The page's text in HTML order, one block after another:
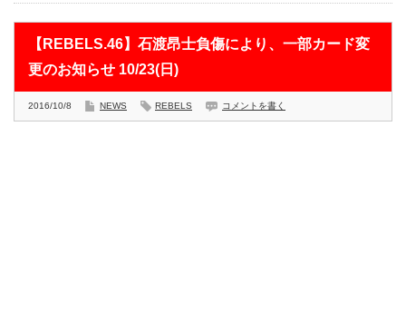
【REBELS.46】石渡昂士負傷により、一部カード変
更のお知らせ 10/23(日)
2016/10/8 NEWS REBELS コメントを書く